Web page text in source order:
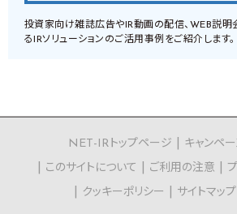
投資家向け雑誌広告やIR動画の配信、WEB説明
るIRソリューションのご活用事例をご紹介します。
NET-IRトップページ キャンペー
このサイトについて
ご利用の注意
クッキーポリシー
サイトマップ